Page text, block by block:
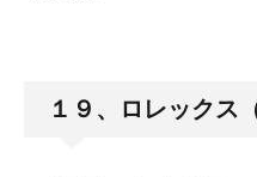
１９、ロレックス